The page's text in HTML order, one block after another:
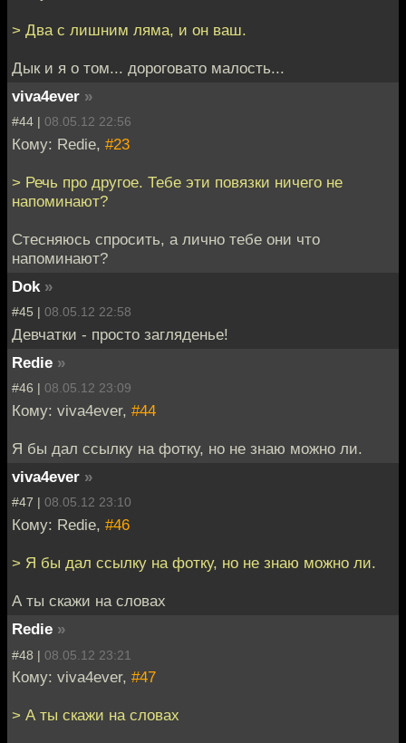
> Два с лишним ляма, и он ваш.
Дык и я о том... дороговато малость...
viva4ever »
#44 | 08.05.12 22:56
Кому: Redie, #23
> Речь про другое. Тебе эти повязки ничего не
напоминают?
Стесняюсь спросить, а лично тебе они что
напоминают?
Dok »
#45 | 08.05.12 22:58
Девчатки - просто загляденье!
Redie »
#46 | 08.05.12 23:09
Кому: viva4ever, #44
Я бы дал ссылку на фотку, но не знаю можно ли.
viva4ever »
#47 | 08.05.12 23:10
Кому: Redie, #46
> Я бы дал ссылку на фотку, но не знаю можно ли.
А ты скажи на словах
Redie »
#48 | 08.05.12 23:21
Кому: viva4ever, #47
> А ты скажи на словах